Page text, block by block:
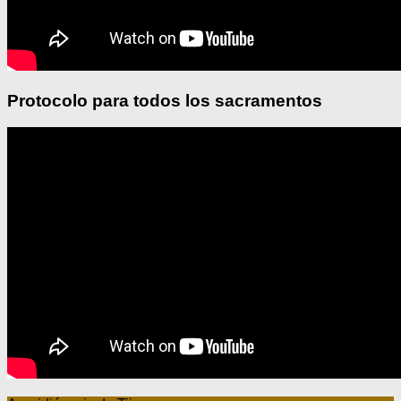
Protocolo para todos los sacramentos